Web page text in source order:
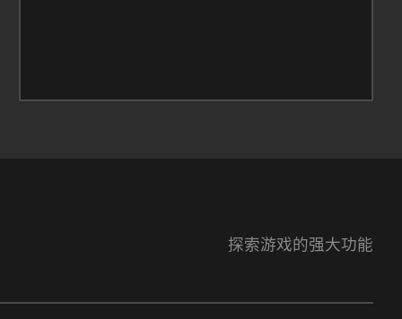
探索游戏的强大功能